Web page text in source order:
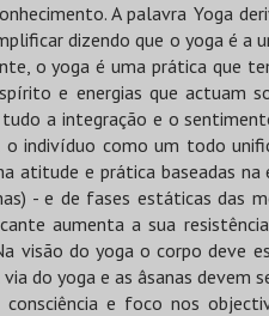
A palavra Yoga
dizendo que o yoga é a
o yoga é uma prática que
e energias que actuam
a integração e o
indivíduo como um todo
atitude e prática baseadas na
- e de fases estáticas das
aumenta a sua
visão do yoga o corpo deve
do yoga e as âsanas devem
e foco nos